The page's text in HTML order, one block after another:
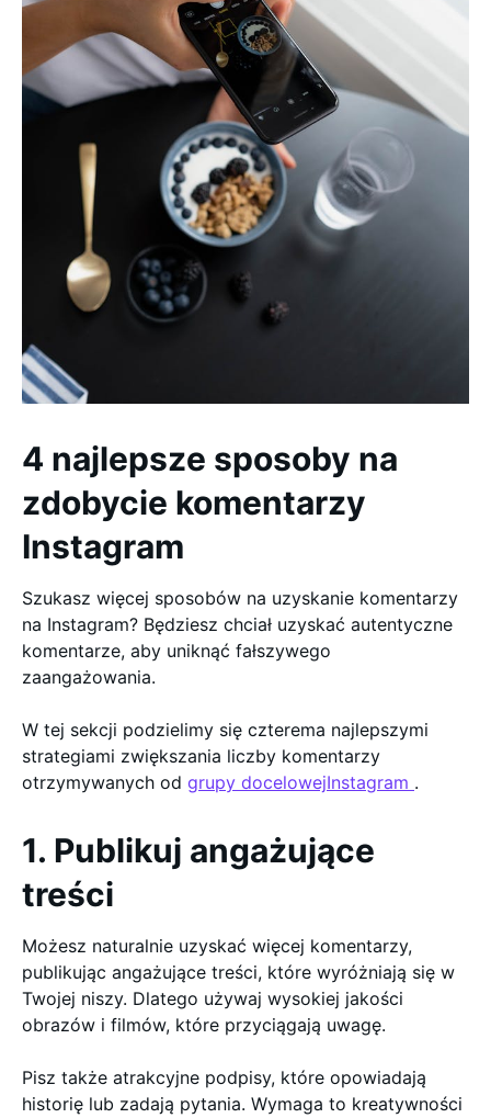
4 najlepsze sposoby na
zdobycie komentarzy
Instagram
Szukasz więcej sposobów na uzyskanie komentarzy
na Instagram? Będziesz chciał uzyskać autentyczne
komentarze, aby uniknąć fałszywego
zaangażowania.
W tej sekcji podzielimy się czterema najlepszymi
strategiami zwiększania liczby komentarzy
otrzymywanych od grupy docelowejInstagram .
1. Publikuj angażujące
treści
Możesz naturalnie uzyskać więcej komentarzy,
publikując angażujące treści, które wyróżniają się w
Twojej niszy. Dlatego używaj wysokiej jakości
obrazów i filmów, które przyciągają uwagę.
Pisz także atrakcyjne podpisy, które opowiadają
historię lub zadają pytania. Wymaga to kreatywności